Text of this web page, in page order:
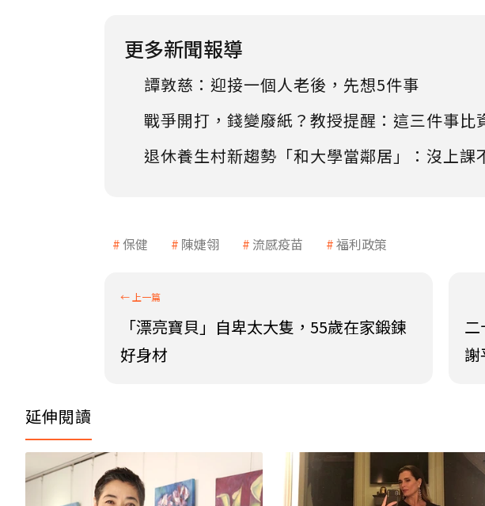
更多新聞報導
譚敦慈：迎接一個人老後，先想5件事
戰爭開打，錢變廢紙？教授提醒：這三件事比
退休養生村新趨勢「和大學當鄰居」：沒上課
保健 陳婕翎 流感疫苗 福利政策
「漂亮寶貝」自卑太大隻，55歲在家鍛鍊
好身材
謝
延伸閱讀